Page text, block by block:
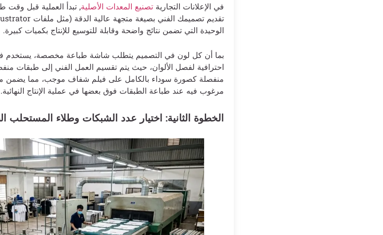
في الإعلانات التجارية تصنيع المعدات الأصلية, تبدأ العملية قبل
الوحيدة التي تضمن نتائج واضحة وقابلة للتوسيع للإنتاج بكميات كبيرة.
بما أن كل لون في التصميم يتطلب شاشة طباعة مخصصة، يستخدم
احترافية لفصل الألوان، حيث يتم تقسيم العمل الفني إلى طبقات
منفصلة كصورة سوداء بالكامل على فيلم شفاف موجب، مما يضمن
مرغوب فيه عند طباعة الطبقات فوق بعضها في عملية الإنتاج النهائية.
الخطوة الثانية: اختيار عدد الشبكات وطلاء المستحلب